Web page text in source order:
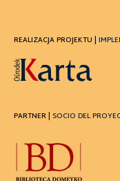
REALIZACJA PROJEKTU |
PARTNER | SOCIO DEL